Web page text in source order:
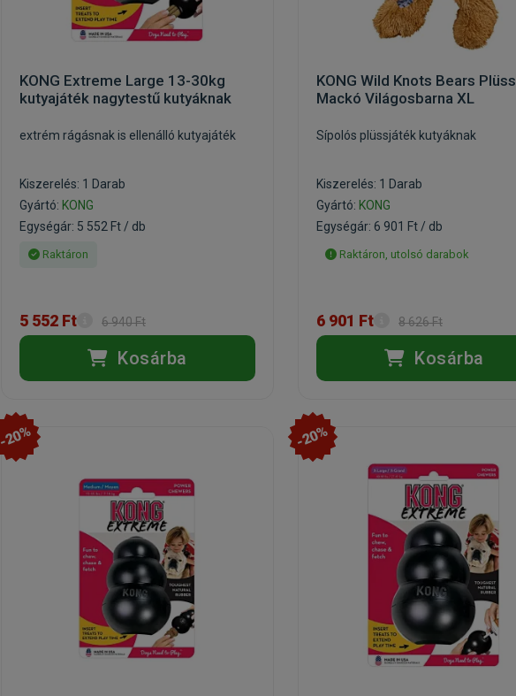
KONG Extreme Large 13-30kg
kutyajáték nagytestű kutyáknak
extrém rágásnak is ellenálló kutyajáték
Kiszerelés: 1 Darab
Gyártó: KONG
Egységár: 5 552 Ft / db
Raktáron
5 552 Ft 6 940 Ft
Kosárba
KONG Wild Knots Bears Plüss
Mackó Világosbarna XL
Sípolós plüssjáték kutyáknak
Kiszerelés: 1 Darab
Gyártó: KONG
Egységár: 6 901 Ft / db
Raktáron, utolsó darabok
6 901 Ft 8 626 Ft
Kosárba
-20% -20%